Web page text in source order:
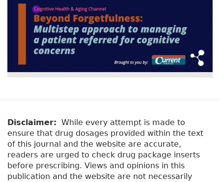
Disclaimer: While every attempt is made to
ensure that drug dosages provided within the text
of this journal and the website are accurate,
readers are urged to check drug package inserts
before prescribing. Views and opinions in this
publication and the website are not necessarily